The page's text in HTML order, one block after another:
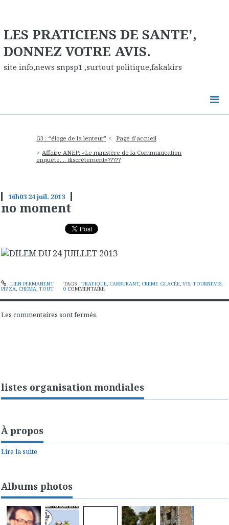
LES PRATICIENS DE SANTE',
DONNEZ VOTRE AVIS.
site info,news snpsp1 ,surtout politique,fakakirs
G3 : “éloge de la lenteur”
Page d'accueil
Affaire ANEP: «Le ministère de la Communication
enquête…. discrètement»?????
16h03 24juil. 2013
no moment
LIEN PERMANENT TAGS : TRAFIQUE, CARBURANT, CREME GLACÉE, VIS, TOURNEVIS,
PIZZA, CHEMA, TOUT 0 COMMENTAIRE
Les commentaires sont fermés.
listes organisation mondiales
À propos
Lire la suite
Albums photos